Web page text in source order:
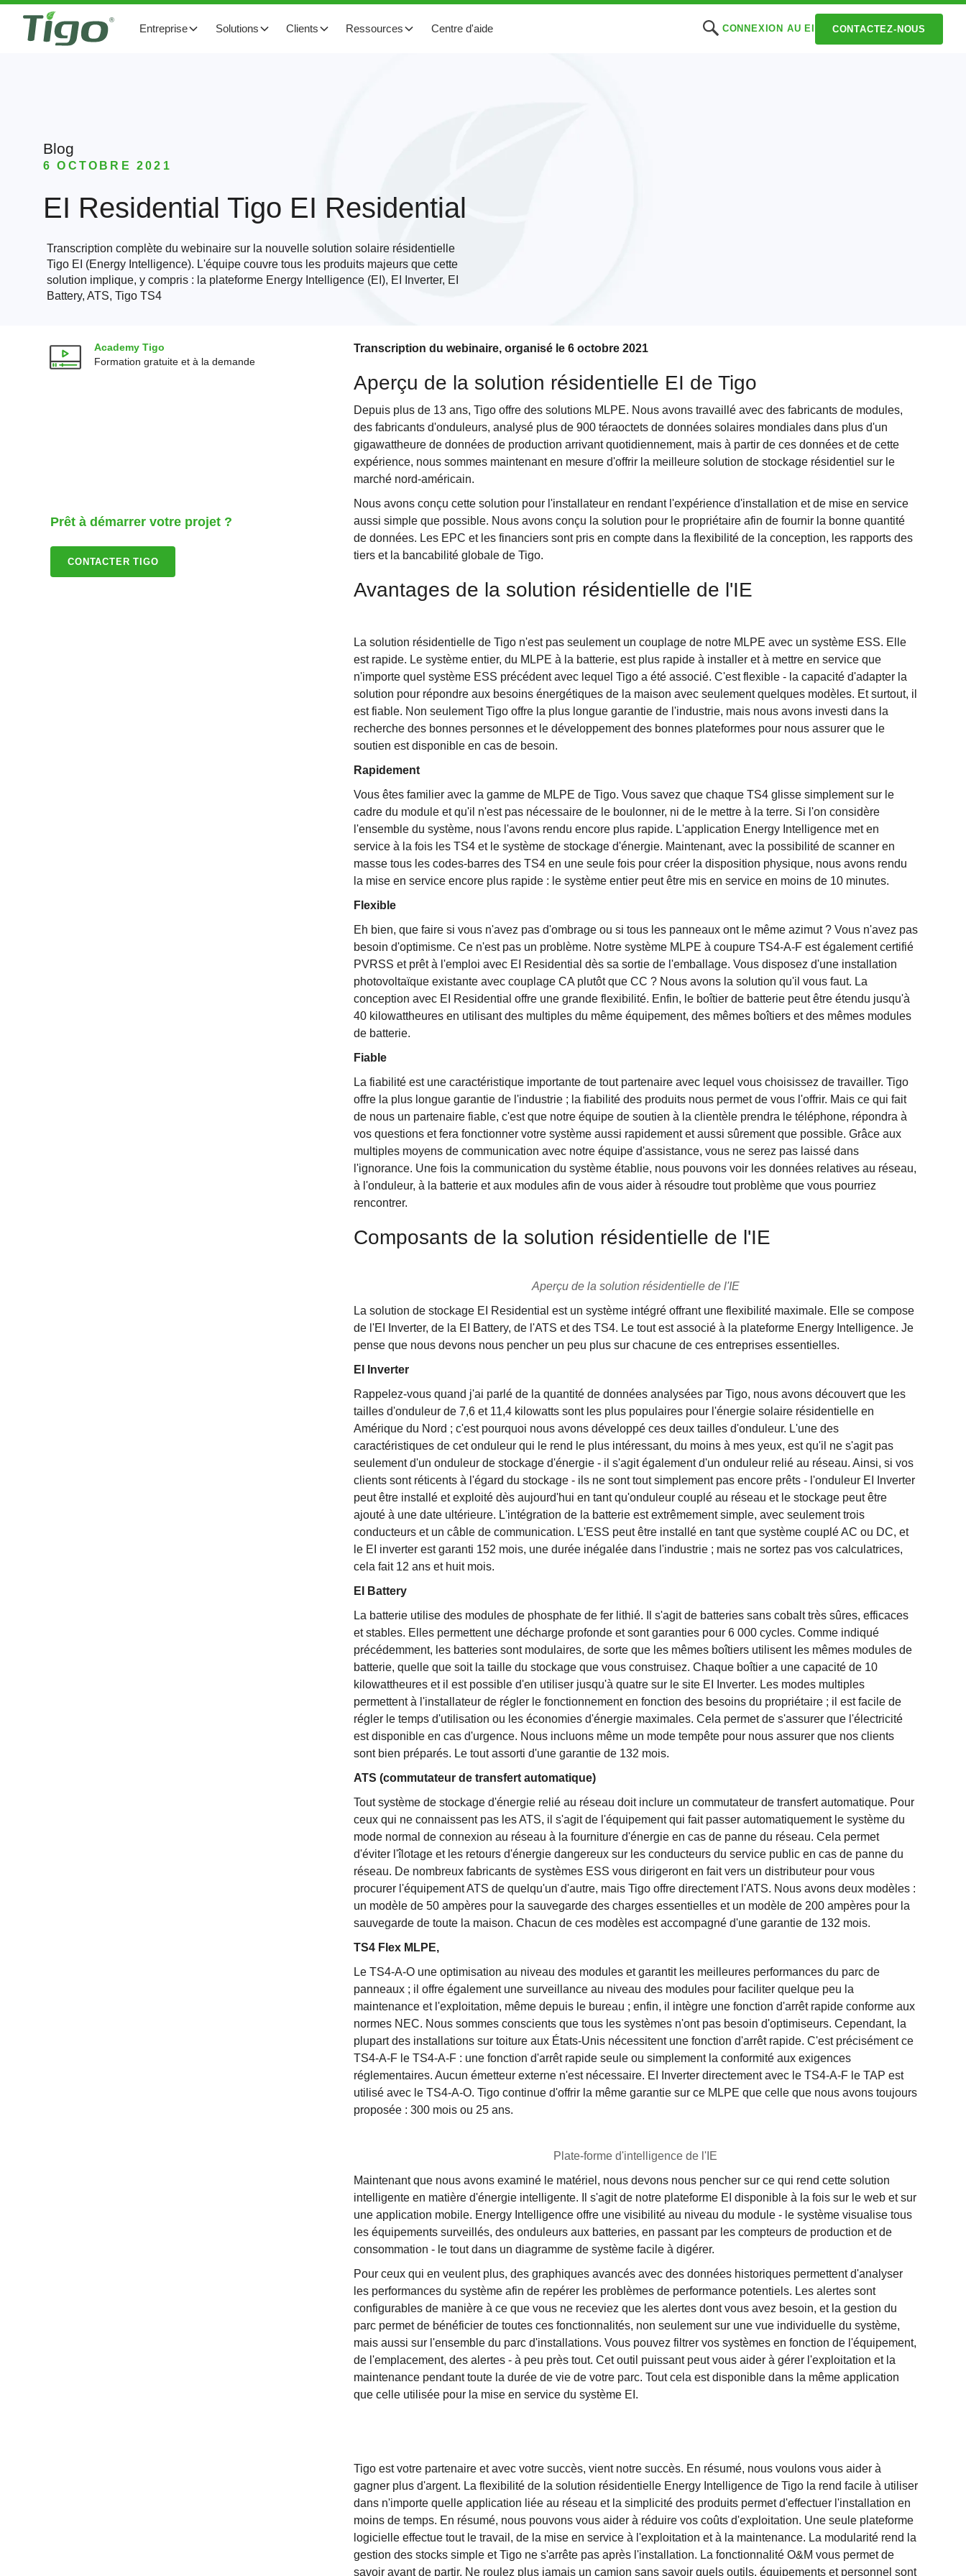
Entreprise Solutions Clients Ressources Centre d'aide CONNEXION AU EI CONTACTEZ-NOUS
Blog
6 OCTOBRE 2021
EI Residential Tigo EI Residential
Transcription complète du webinaire sur la nouvelle solution solaire résidentielle
Tigo EI (Energy Intelligence). L'équipe couvre tous les produits majeurs que cette
solution implique, y compris : la plateforme Energy Intelligence (EI), EI Inverter, EI
Battery, ATS, Tigo TS4
Academy Tigo
Formation gratuite et à la demande
Prêt à démarrer votre projet ?
CONTACTER TIGO
Transcription du webinaire, organisé le 6 octobre 2021
Aperçu de la solution résidentielle EI de Tigo
Depuis plus de 13 ans, Tigo offre des solutions MLPE. Nous avons travaillé avec des fabricants de modules,
des fabricants d'onduleurs, analysé plus de 900 téraoctets de données solaires mondiales dans plus d'un
gigawattheure de données de production arrivant quotidiennement, mais à partir de ces données et de cette
expérience, nous sommes maintenant en mesure d'offrir la meilleure solution de stockage résidentiel sur le
marché nord-américain.
Nous avons conçu cette solution pour l'installateur en rendant l'expérience d'installation et de mise en service
aussi simple que possible. Nous avons conçu la solution pour le propriétaire afin de fournir la bonne quantité
de données. Les EPC et les financiers sont pris en compte dans la flexibilité de la conception, les rapports des
tiers et la bancabilité globale de Tigo.
Avantages de la solution résidentielle de l'IE
La solution résidentielle de Tigo n'est pas seulement un couplage de notre MLPE avec un système ESS. Elle
est rapide. Le système entier, du MLPE à la batterie, est plus rapide à installer et à mettre en service que
n'importe quel système ESS précédent avec lequel Tigo a été associé. C'est flexible - la capacité d'adapter la
solution pour répondre aux besoins énergétiques de la maison avec seulement quelques modèles. Et surtout, il
est fiable. Non seulement Tigo offre la plus longue garantie de l'industrie, mais nous avons investi dans la
recherche des bonnes personnes et le développement des bonnes plateformes pour nous assurer que le
soutien est disponible en cas de besoin.
Rapidement
Vous êtes familier avec la gamme de MLPE de Tigo. Vous savez que chaque TS4 glisse simplement sur le
cadre du module et qu'il n'est pas nécessaire de le boulonner, ni de le mettre à la terre. Si l'on considère
l'ensemble du système, nous l'avons rendu encore plus rapide. L'application Energy Intelligence met en
service à la fois les TS4 et le système de stockage d'énergie. Maintenant, avec la possibilité de scanner en
masse tous les codes-barres des TS4 en une seule fois pour créer la disposition physique, nous avons rendu
la mise en service encore plus rapide : le système entier peut être mis en service en moins de 10 minutes.
Flexible
Eh bien, que faire si vous n'avez pas d'ombrage ou si tous les panneaux ont le même azimut ? Vous n'avez pas
besoin d'optimisme. Ce n'est pas un problème. Notre système MLPE à coupure TS4-A-F est également certifié
PVRSS et prêt à l'emploi avec EI Residential dès sa sortie de l'emballage. Vous disposez d'une installation
photovoltaïque existante avec couplage CA plutôt que CC ? Nous avons la solution qu'il vous faut. La
conception avec EI Residential offre une grande flexibilité. Enfin, le boîtier de batterie peut être étendu jusqu'à
40 kilowattheures en utilisant des multiples du même équipement, des mêmes boîtiers et des mêmes modules
de batterie.
Fiable
La fiabilité est une caractéristique importante de tout partenaire avec lequel vous choisissez de travailler. Tigo
offre la plus longue garantie de l'industrie ; la fiabilité des produits nous permet de vous l'offrir. Mais ce qui fait
de nous un partenaire fiable, c'est que notre équipe de soutien à la clientèle prendra le téléphone, répondra à
vos questions et fera fonctionner votre système aussi rapidement et aussi sûrement que possible. Grâce aux
multiples moyens de communication avec notre équipe d'assistance, vous ne serez pas laissé dans
l'ignorance. Une fois la communication du système établie, nous pouvons voir les données relatives au réseau,
à l'onduleur, à la batterie et aux modules afin de vous aider à résoudre tout problème que vous pourriez
rencontrer.
Composants de la solution résidentielle de l'IE
Aperçu de la solution résidentielle de l'IE
La solution de stockage EI Residential est un système intégré offrant une flexibilité maximale. Elle se compose
de l'EI Inverter, de la EI Battery, de l'ATS et des TS4. Le tout est associé à la plateforme Energy Intelligence. Je
pense que nous devons nous pencher un peu plus sur chacune de ces entreprises essentielles.
EI Inverter
Rappelez-vous quand j'ai parlé de la quantité de données analysées par Tigo, nous avons découvert que les
tailles d'onduleur de 7,6 et 11,4 kilowatts sont les plus populaires pour l'énergie solaire résidentielle en
Amérique du Nord ; c'est pourquoi nous avons développé ces deux tailles d'onduleur. L'une des
caractéristiques de cet onduleur qui le rend le plus intéressant, du moins à mes yeux, est qu'il ne s'agit pas
seulement d'un onduleur de stockage d'énergie - il s'agit également d'un onduleur relié au réseau. Ainsi, si vos
clients sont réticents à l'égard du stockage - ils ne sont tout simplement pas encore prêts - l'onduleur EI Inverter
peut être installé et exploité dès aujourd'hui en tant qu'onduleur couplé au réseau et le stockage peut être
ajouté à une date ultérieure. L'intégration de la batterie est extrêmement simple, avec seulement trois
conducteurs et un câble de communication. L'ESS peut être installé en tant que système couplé AC ou DC, et
le EI inverter est garanti 152 mois, une durée inégalée dans l'industrie ; mais ne sortez pas vos calculatrices,
cela fait 12 ans et huit mois.
EI Battery
La batterie utilise des modules de phosphate de fer lithié. Il s'agit de batteries sans cobalt très sûres, efficaces
et stables. Elles permettent une décharge profonde et sont garanties pour 6 000 cycles. Comme indiqué
précédemment, les batteries sont modulaires, de sorte que les mêmes boîtiers utilisent les mêmes modules de
batterie, quelle que soit la taille du stockage que vous construisez. Chaque boîtier a une capacité de 10
kilowattheures et il est possible d'en utiliser jusqu'à quatre sur le site EI Inverter. Les modes multiples
permettent à l'installateur de régler le fonctionnement en fonction des besoins du propriétaire ; il est facile de
régler le temps d'utilisation ou les économies d'énergie maximales. Cela permet de s'assurer que l'électricité
est disponible en cas d'urgence. Nous incluons même un mode tempête pour nous assurer que nos clients
sont bien préparés. Le tout assorti d'une garantie de 132 mois.
ATS (commutateur de transfert automatique)
Tout système de stockage d'énergie relié au réseau doit inclure un commutateur de transfert automatique. Pour
ceux qui ne connaissent pas les ATS, il s'agit de l'équipement qui fait passer automatiquement le système du
mode normal de connexion au réseau à la fourniture d'énergie en cas de panne du réseau. Cela permet
d'éviter l'îlotage et les retours d'énergie dangereux sur les conducteurs du service public en cas de panne du
réseau. De nombreux fabricants de systèmes ESS vous dirigeront en fait vers un distributeur pour vous
procurer l'équipement ATS de quelqu'un d'autre, mais Tigo offre directement l'ATS. Nous avons deux modèles :
un modèle de 50 ampères pour la sauvegarde des charges essentielles et un modèle de 200 ampères pour la
sauvegarde de toute la maison. Chacun de ces modèles est accompagné d'une garantie de 132 mois.
TS4 Flex MLPE,
Le TS4-A-O une optimisation au niveau des modules et garantit les meilleures performances du parc de
panneaux ; il offre également une surveillance au niveau des modules pour faciliter quelque peu la
maintenance et l'exploitation, même depuis le bureau ; enfin, il intègre une fonction d'arrêt rapide conforme aux
normes NEC. Nous sommes conscients que tous les systèmes n'ont pas besoin d'optimiseurs. Cependant, la
plupart des installations sur toiture aux États-Unis nécessitent une fonction d'arrêt rapide. C'est précisément ce
TS4-A-F le TS4-A-F : une fonction d'arrêt rapide seule ou simplement la conformité aux exigences
réglementaires. Aucun émetteur externe n'est nécessaire. EI Inverter directement avec le TS4-A-F le TAP est
utilisé avec le TS4-A-O. Tigo continue d'offrir la même garantie sur ce MLPE que celle que nous avons toujours
proposée : 300 mois ou 25 ans.
Plate-forme d'intelligence de l'IE
Maintenant que nous avons examiné le matériel, nous devons nous pencher sur ce qui rend cette solution
intelligente en matière d'énergie intelligente. Il s'agit de notre plateforme EI disponible à la fois sur le web et sur
une application mobile. Energy Intelligence offre une visibilité au niveau du module - le système visualise tous
les équipements surveillés, des onduleurs aux batteries, en passant par les compteurs de production et de
consommation - le tout dans un diagramme de système facile à digérer.
Pour ceux qui en veulent plus, des graphiques avancés avec des données historiques permettent d'analyser
les performances du système afin de repérer les problèmes de performance potentiels. Les alertes sont
configurables de manière à ce que vous ne receviez que les alertes dont vous avez besoin, et la gestion du
parc permet de bénéficier de toutes ces fonctionnalités, non seulement sur une vue individuelle du système,
mais aussi sur l'ensemble du parc d'installations. Vous pouvez filtrer vos systèmes en fonction de l'équipement,
de l'emplacement, des alertes - à peu près tout. Cet outil puissant peut vous aider à gérer l'exploitation et la
maintenance pendant toute la durée de vie de votre parc. Tout cela est disponible dans la même application
que celle utilisée pour la mise en service du système EI.
Tigo est votre partenaire et avec votre succès, vient notre succès. En résumé, nous voulons vous aider à
gagner plus d'argent. La flexibilité de la solution résidentielle Energy Intelligence de Tigo la rend facile à utiliser
dans n'importe quelle application liée au réseau et la simplicité des produits permet d'effectuer l'installation en
moins de temps. En résumé, nous pouvons vous aider à réduire vos coûts d'exploitation. Une seule plateforme
logicielle effectue tout le travail, de la mise en service à l'exploitation et à la maintenance. La modularité rend la
gestion des stocks simple et Tigo ne s'arrête pas après l'installation. La fonctionnalité O&M vous permet de
savoir avant de partir. Ne roulez plus jamais un camion sans savoir quels outils, équipements et personnel sont